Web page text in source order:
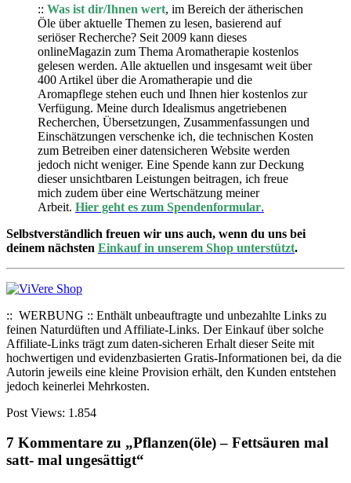
:: Was ist dir/Ihnen wert, im Bereich der ätherischen
Öle über aktuelle Themen zu lesen, basierend auf
seriöser Recherche? Seit 2009 kann dieses
onlineMagazin zum Thema Aromatherapie kostenlos
gelesen werden. Alle aktuellen und insgesamt weit über
400 Artikel über die Aromatherapie und die
Aromapflege stehen euch und Ihnen hier kostenlos zur
Verfügung. Meine durch Idealismus angetriebenen
Recherchen, Übersetzungen, Zusammenfassungen und
Einschätzungen verschenke ich, die technischen Kosten
zum Betreiben einer datensicheren Website werden
jedoch nicht weniger. Eine Spende kann zur Deckung
dieser unsichtbaren Leistungen beitragen, ich freue
mich zudem über eine Wertschätzung meiner
Arbeit. Hier geht es zum Spendenformular.
Selbstverständlich freuen wir uns auch, wenn du uns bei
deinem nächsten Einkauf in unserem Shop unterstützt.
:: WERBUNG :: Enthält unbeauftragte und unbezahlte Links zu
feinen Naturdüften und Affiliate-Links. Der Einkauf über solche
Affiliate-Links trägt zum daten-sicheren Erhalt dieser Seite mit
hochwertigen und evidenzbasierten Gratis-Informationen bei, da die
Autorin jeweils eine kleine Provision erhält, den Kunden entstehen
jedoch keinerlei Mehrkosten.
Post Views: 1.854
7 Kommentare zu „Pflanzen(öle) – Fettsäuren mal
satt- mal ungesättigt“